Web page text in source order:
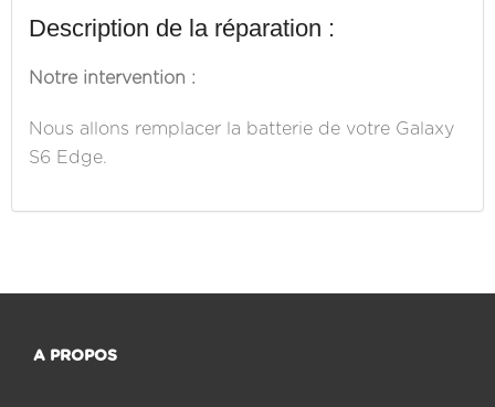
Description de la réparation :
Notre intervention :
Nous allons remplacer la batterie de votre Galaxy
S6 Edge.
A PROPOS